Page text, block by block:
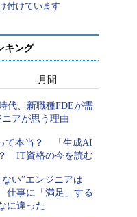
付けています
キング
月間
代、新職種FDEが需
アが思う理由
て本当？ 「生成AI
IT資格の今を読む
い”エンジニアは
仕事に「満足」する
に違った